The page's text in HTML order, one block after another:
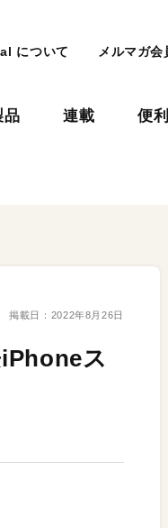
について メルマガ会
品 連載 便
掲載日： 2022年8月26日
ス